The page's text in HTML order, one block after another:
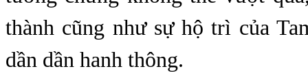
thành cũng như sự hộ trì của
dần dần hanh thông.